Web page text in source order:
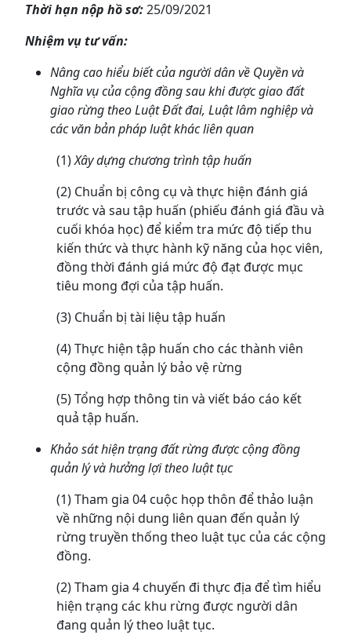
Thời hạn nộp hồ sơ:25/09/2021
Nhiệm vụ tư vấn:
Nâng cao hiểu biết của người dân về Quyền và
Nghĩa vụ của cộng đồng sau khi được giao đất
giao rừng theo Luật Đất đai, Luật lâm nghiệp và
các văn bản pháp luật khác liên quan
(1)Xây dựng chương trình tập huấn
(2) Chuẩn bị công cụ và thực hiện đánh giá
trước và sau tập huấn (phiếu đánh giá đầu và
cuối khóa học) để kiểm tra mức độ tiếp thu
kiến thức và thực hành kỹ năng của học viên,
đồng thời đánh giá mức độ đạt được mục
tiêu mong đợi của tập huấn.
(3) Chuẩn bị tài liệu tập huấn
(4) Thực hiện tập huấn cho các thành viên
cộng đồng quản lý bảo vệ rừng
(5) Tổng hợp thông tin và viết báo cáo kết
quả tập huấn.
Khảo sát hiện trạng đất rừng được cộng đồng
quản lý và hưởng lợi theo luật tục
(1) Tham gia 04 cuộc họp thôn để thảo luận
về những nội dung liên quan đến quản lý
rừng truyền thống theo luật tục của các cộng
đồng.
(2) Tham gia 4 chuyến đi thực địa để tìm hiểu
hiện trạng các khu rừng được người dân
đang quản lý theo luật tục.